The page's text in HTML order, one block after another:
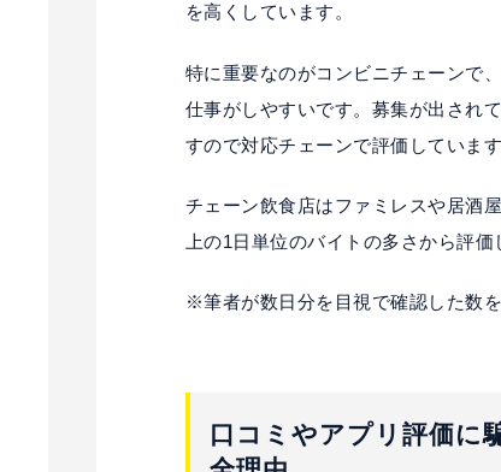
を高くしています。
特に重要なのがコンビニチェーンで
仕事がしやすいです。募集が出され
すので対応チェーンで評価しています
チェーン飲食店はファミレスや居酒
上の1日単位のバイトの多さから評価
※筆者が数日分を目視で確認した数
口コミやアプリ評価に